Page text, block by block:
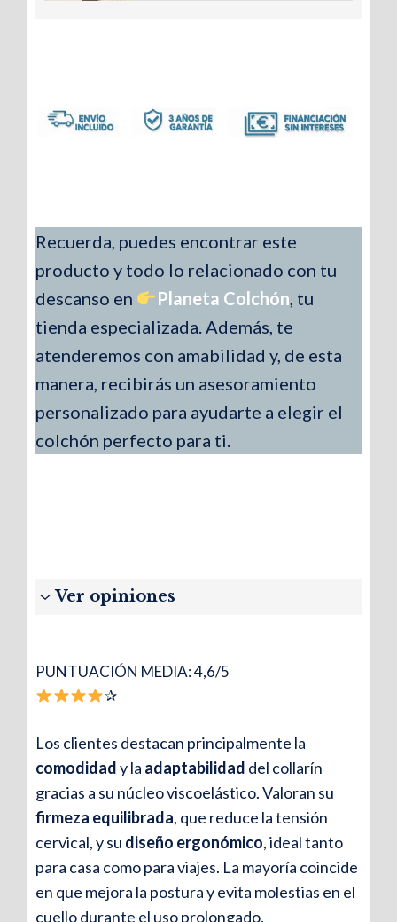
Almohadas
Descanso
Recuerda, puedes encontrar este
producto y todo lo relacionado con tu
descanso en
Planeta Colchón, tu
tienda especializada. Además, te
atenderemos con amabilidad y, de esta
manera, recibirás un asesoramiento
personalizado para ayudarte a elegir el
colchón perfecto para ti.
Ver opiniones
Laura M.
muchísimo cuando lo uso para leer. La
viscoelástica se adapta enseguida y no noto
tensión.”
✰
PUNTUACIÓN MEDIA: 4,6/5
✰
Los clientes destacan principalmente la
comodidady la adaptabilidad del collarín
gracias a su núcleo viscoelástico. Valoran su
firmeza equilibrada, que reduce la tensión
cervical, y su diseño ergonómico, ideal tanto
para casa como para viajes. La mayoría coincide
en que mejora la postura y evita molestias en el
cuello durante el uso prolongado.